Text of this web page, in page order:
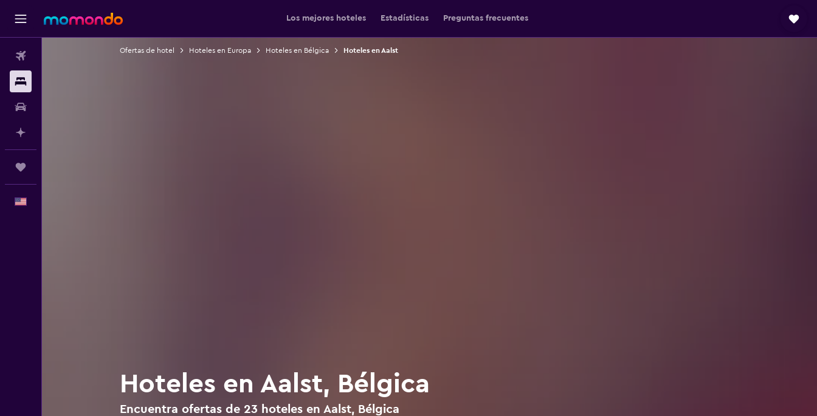
Los mejores hoteles Estadísticas Preguntas frecuentes
Ofertas de hotel Hoteles en Europa Hoteles en Bélgica Hoteles en Aalst
Hoteles en Aalst, Bélgica
Encuentra ofertas de 23 hoteles en Aalst, Bélgica